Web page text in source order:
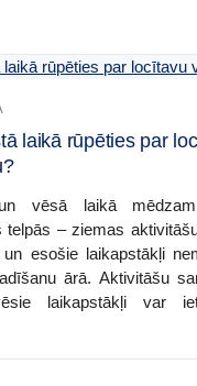
laikā rūpēties par
vēsā laikā
telpās – ziemas
esošie laikapstākļi
ārā. Aktivitāšu
laikapstākļi var